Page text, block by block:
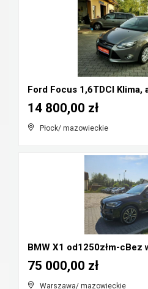
Ford Focus 1,6TDCI Klima,
Płock/ mazowieckie
14 800,00 zł
BMW X1 od1250złm-cBez
Warszawa/ mazowieckie
75 000,00 zł